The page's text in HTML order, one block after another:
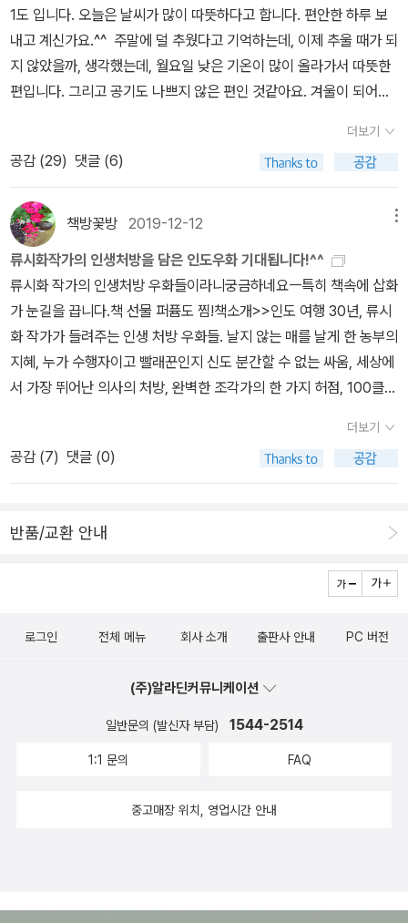
1도 입니다. 오늘은 날씨가 많이 따뜻하다고 합니다. 편안한 하루 보
내고 계신가요.^^ 주말에 덜 추웠다고 기억하는데, 이제 추울 때가 되
지 않았을까, 생각했는데, 월요일 낮은 기온이 많이 올라가서 따뜻한
편입니다. 그리고 공기도 나쁘지 않은 편인 것같아요. 겨울이 되어서
가 다 해당되는 것 같아서, 운이 좋은 날씨 같다는 생각이 들었습니
다. 월요일이구나, 하는 건 아침에 조금 생각을 했고, 점심 시간이 되
어가는 12시가 지나자, 그냥 어제와 다르지 않은 하루 같은 느낌이 들
었어요. 하지만 일요일과 월요일의 차이는 소리부터 다르긴 합니다.
주말엔 조금 더 조용한 편이고, 바깥에서 들리는 소리가 적습니다. 요
즘은 창문을 닫고 지내는 시기라서 바깥의 소음도 큰 차이는 없는 것
같지만, 그래도 없는 건 아닌 것 같아요. 가끔은 이웃집의 소음은 주말
이 더 클 때도 있습니다. 가끔은 이웃집에 실내 인테리어 공사를 하는
때가 있는데, 그런 시기에는 주말보다는 주중의 시기가 더 많았으니
까, 어떤 일과 어떤 소리는 시기별로 다르기는 합니다. 오전엔 창문
을 닫고 바깥을 보니, 조금 차가워보였는데 햇볕은 환한 것 같은 기분
이 들었어요. 하지만 기온을 찾아보니 생각했던 것보다 많이 따뜻합
니다. 오늘 차가운 날이었다면 조금 따뜻한 사진을 찾았을 텐데, 오늘
매일 비슷한 것 같아도, 매일 매일에서 다른 것들을 찾아내는 날이 있
만 볼 때도 있습니다. 눈이 좋으면 작은 차이를 볼 수 있고, 높은 곳에
서 보는 것과 같은 시야를 가지면 넓고 멀게 보고 큰 그림을 볼 수 있
을 것 같습니다. 숲을 보는 것도 중요하고, 숲을 이루는 나무를 보는
흘러가는 것을 보는 것도 어느 날에는 중요할 수 있지만, 또 어느 날에
때만 중요한 것들이었을지도 모른다는 생각이 들었습니다. 며칠 전
꿈을 꾸었습니다. 꿈속의 일들은 좋았던 것 같았습니다. 하지만 현실
니 이전의 세계로 돌아가지는 못했고, 그 세계의 기억을 두고 온 것과
을 알고 있습니다. 살다보면 많은 일들은 실제로 있었지만, 많은 부분
더보기
공감 (29) 댓글 (6)
책방꽃방 2019-12-12
류시화작가의 인생처방을 담은 인도우화 기대됩니다!^^
류시화 작가의 인생처방 우화들이라니궁금하네요ㅡ특히 책속에 삽화
가 눈길을 끕니다.책 선물 퍼퓸도 찜!책소개>>인도 여행 30년, 류시
화 작가가 들려주는 인생 처방 우화들. 날지 않는 매를 날게 한 농부의
지혜, 누가 수행자이고 빨래꾼인지 신도 분간할 수 없는 싸움, 세상에
서 가장 뛰어난 의사의 처방, 완벽한 조각가의 한 가지 허점, 100클럽
나귀가 한 대답, 죽음의 신이 보낸 네 통의 편지, 시인이 된 도둑, 신이
부자와 가난한 자에게 내린 축복…….우리 삶에 친숙한 동물들, 스승
들, 왕들, 학자들이 인도 우화만의 독특한 화법으로 삶의 지혜와 진리
칼이 와서 당신의 무릎에 파란 앞발을 올려놓고 ‘내가 바로 너야.‘라고
말할지 모른다.원숭이가 엉뚱한 곳에 당신의 공을 떨어뜨리고, 겉모
습이 아닌 내면을 비추는 마법의 거울이 책 옆에 놓일지도. 진실한 앎,
삶의 우선순위 등 다양한 주제가 매력을 더한다. 오랜 기간 작가가 엄
처럼 어느 곳을 펼쳐 읽든 재미 이상의 의미와 깨달음이 있다.
더보기
공감 (7) 댓글 (0)
반품/교환 안내
로그인 전체 메뉴 회사 소개 출판사 안내 PC 버전
(주)알라딘커뮤니케이션
일반문의 (발신자 부담) 1544-2514
1:1 문의 FAQ
중고매장 위치, 영업시간 안내